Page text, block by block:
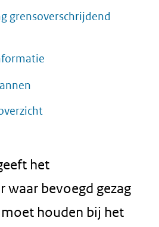
grensoverschrijdend
het
waar bevoegd gezag
houden bij het